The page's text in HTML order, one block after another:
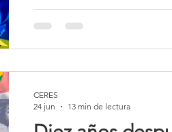
siglo XXI,
CERES
24 jun
13 min de lectura